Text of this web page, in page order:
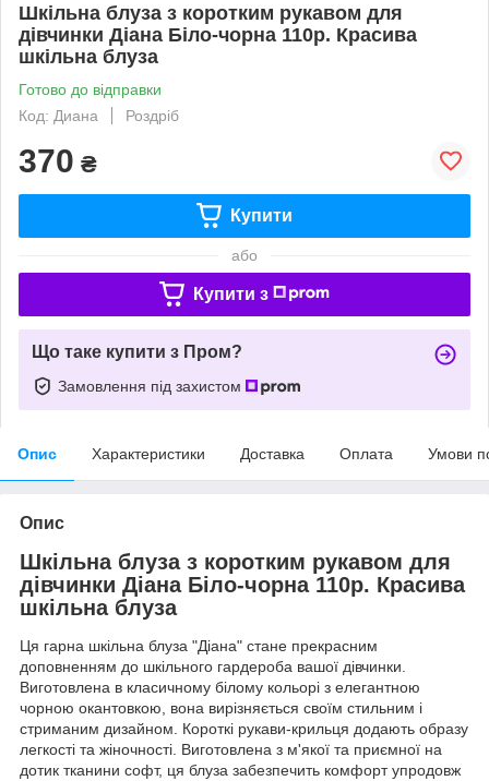
Шкільна блуза з коротким рукавом для
дівчинки Діана Біло-чорна 110р. Красива
шкільна блуза
Готово до відправки
Код: Диана
Роздріб
370 ₴
Купити
або
Купити з
Що таке купити з Пром?
Замовлення під захистом
Опис Характеристики Доставка Оплата Умови
Опис
Шкільна блуза з коротким рукавом для
дівчинки Діана Біло-чорна 110р. Красива
шкільна блуза
Ця гарна шкільна блуза "Діана" стане прекрасним
доповненням до шкільного гардероба вашої дівчинки.
Виготовлена в класичному білому кольорі з елегантною
чорною окантовкою, вона вирізняється своїм стильним і
стриманим дизайном. Короткі рукави-крильця додають образу
легкості та жіночності. Виготовлена з м'якої та приємної на
дотик тканини софт, ця блуза забезпечить комфорт упродовж